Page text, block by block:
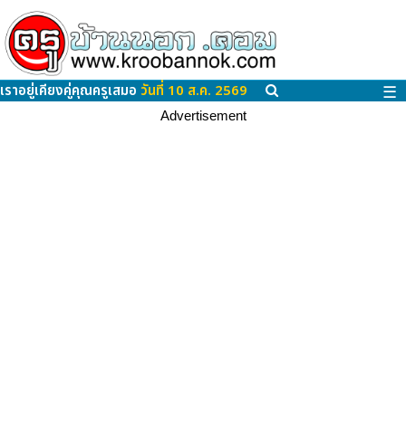
เราอยู่เคียงคู่คุณครูเสมอ วันที่ 10 ส.ค. 2569 ☰
Advertisement